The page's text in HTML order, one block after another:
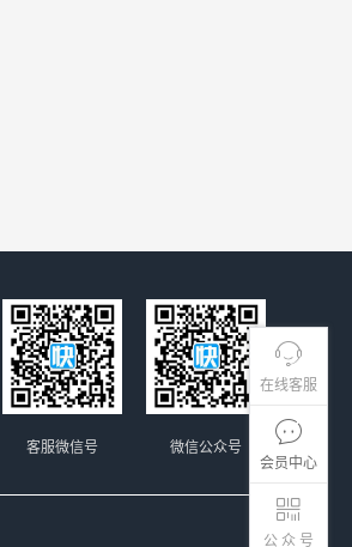
在线客服
会员中心
公 众 号
微信公众号
客服微信号